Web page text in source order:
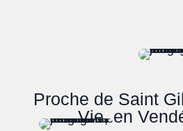
Proche de Saint
Vie, en